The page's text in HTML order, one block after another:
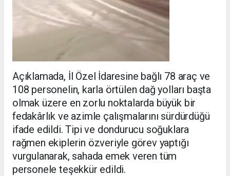
Açıklamada, İl Özel İdaresine bağlı 78 araç ve
108 personelin, karla örtülen dağ yolları başta
olmak üzere en zorlu noktalarda büyük bir
fedakârlık ve azimle çalışmalarını sürdürdüğü
ifade edildi. Tipi ve dondurucu soğuklara
rağmen ekiplerin özveriyle görev yaptığı
vurgulanarak, sahada emek veren tüm
personele teşekkür edildi.